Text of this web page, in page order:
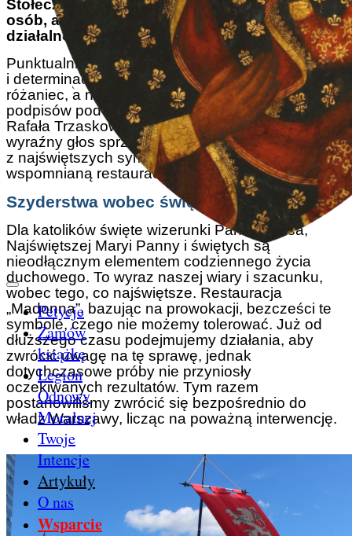
Petycje
Zamów
książkę
Legion
Odnowy
Moralnej
Twoje
Intencje
Artykuły
O nas
Wsparcie
Stołecznego Warszawy zebrało się ponad 50
osób, aby wspólnie wyrazić sprzeciw wobec
działalności restauracji „Madonna”.
Punktualnie o godzinie 12:00, w duchu modlitwy
i determinacji, uczestnicy spotkania odmówili
różaniec, a następnie przekazali niemal 50 tysięcy
podpisów pod petycją do Prezydenta Warszawy,
Rafała Trzaskowskiego. Petycja ta stanowi
wyraźny głos sprzeciwu wobec szydzenia
z najświętszych symboli naszej wiary przez
wspomnianą restaurację.
Szyderstwa wobec świętych symboli
Dla katolików święte wizerunki Pana Jezusa,
Najświętszej Maryi Panny i świętych są
nieodłącznym elementem codziennego życia
duchowego. To wyraz naszej wiary i szacunku,
wobec tego, co najświętsze. Restauracja
„Madonna”, bazując na prowokacji, bezcześci te
symbole, czego nie możemy tolerować. Już od
dłuższego czasu podejmujemy działania, aby
zwrócić uwagę na tę sprawę, jednak
dotychczasowe próby nie przyniosły
oczekiwanych rezultatów. Tym razem
postanowiliśmy zwrócić się bezpośrednio do
władz Warszawy, licząc na poważną interwencję.